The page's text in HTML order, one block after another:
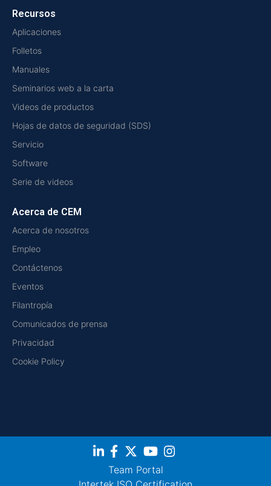
Recursos
Aplicaciones
Folletos
Manuales
Seminarios web a la carta
Videos de productos
Hojas de datos de seguridad (SDS)
Servicio
Software
Serie de videos
Acerca de CEM
Acerca de nosotros
Empleo
Contáctenos
Eventos
Filantropía
Comunicados de prensa
Privacidad
Cookie Policy
Team Portal